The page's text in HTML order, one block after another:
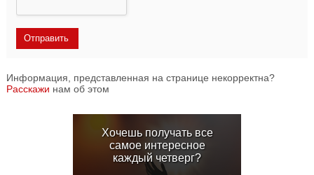
Информация, представленная на странице некорректна?
Расскажи нам об этом
Хочешь получать все
самое интересное
каждый четверг?